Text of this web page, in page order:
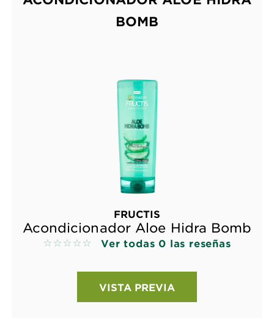
BOMB
FRUCTIS
Acondicionador Aloe Hidra Bomb
No reviews Ver todas 0 las reseñas
VISTA PREVIA